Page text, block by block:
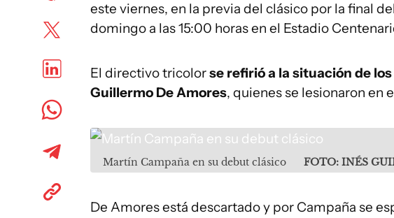
este viernes, en la previa del clásico por la final
domingo a las 15:00 horas en el Estadio
El directivo tricolorse refirió a la situación de
Guillermo De Amores, quienes se lesionaron en
Martín Campaña en su debut clásico FOTO: INÉS
De Amores está descartado y por Campaña se